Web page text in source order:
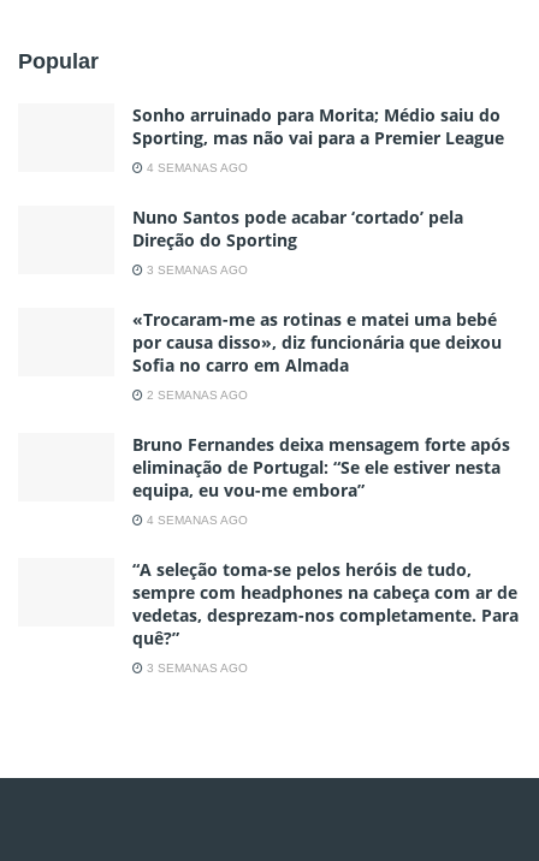
Popular
Sonho arruinado para Morita; Médio saiu do
Sporting, mas não vai para a Premier League
4 SEMANAS AGO
Nuno Santos pode acabar ‘cortado’ pela
Direção do Sporting
3 SEMANAS AGO
«Trocaram-me as rotinas e matei uma bebé
por causa disso», diz funcionária que deixou
Sofia no carro em Almada
2 SEMANAS AGO
Bruno Fernandes deixa mensagem forte após
eliminação de Portugal: “Se ele estiver nesta
equipa, eu vou-me embora”
4 SEMANAS AGO
“A seleção toma-se pelos heróis de tudo,
sempre com headphones na cabeça com ar de
vedetas, desprezam-nos completamente. Para
quê?”
3 SEMANAS AGO